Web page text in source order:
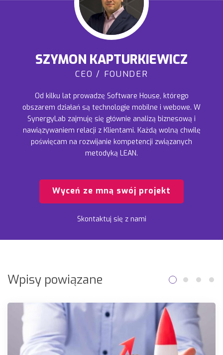
SZYMON KAPTURKIEWICZ
CEO / FOUNDER
Od kilku lat prowadzę Software House, którego
obszarem działań są technologie mobilne i webowe. W
SynergyLab zajmuję się głównie analizą biznesową i
nawiązywaniem relacji z Klientami. Każdą wolną chwilę
poświęcam na rozwijanie kompetencji związanych
metodyką LEAN.
Wyceń ze mną swój projekt
Skontaktuj się z nami
Wpisy powiązane